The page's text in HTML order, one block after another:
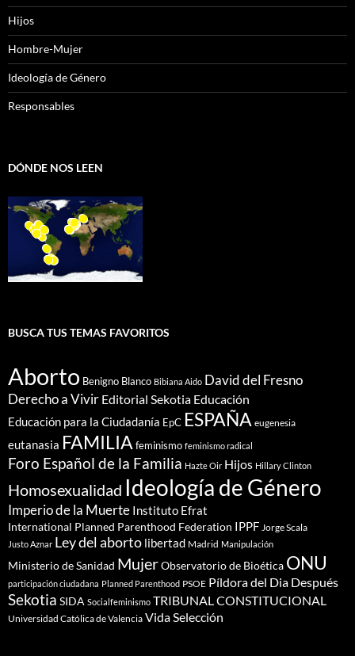
Hijos
Hombre-Mujer
Ideología de Género
Responsables
DÓNDE NOS LEEN
BUSCA TUS TEMAS FAVORITOS
Aborto Benigno Blanco Bibiana Aido David del Fresno
Derecho a Vivir Editorial Sekotia Educación
Educación para la Ciudadanía EpC ESPAÑA eugenesia
eutanasia FAMILIA feminismo feminismo radical
Foro Español de la Familia Hazte Oir Hijos Hillary Clinton
Homosexualidad Ideología de Género
Imperio de la Muerte Instituto Efrat
International Planned Parenthood Federation IPPF Jorge Scala
Justo Aznar Ley del aborto libertad Madrid Manipulación
Ministerio de Sanidad MujerObservatorio de Bioética ONU
participación ciudadana Planned Parenthood PSOE Píldora del Dia Después
Sekotia SIDA Socialfeminismo TRIBUNAL CONSTITUCIONAL
Universidad Católica de Valencia Vida Selección